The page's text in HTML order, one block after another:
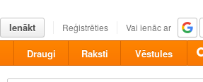
Ienākt Reģistrēties Vai ienāc ar
Draugi Raksti Vēstules